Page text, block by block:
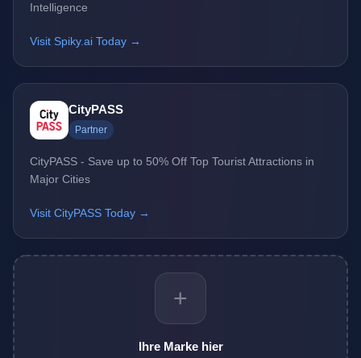
Intelligence
Visit Spiky.ai Today →
CityPASS
Partner
CityPASS - Save up to 50% Off Top Tourist Attractions in
Major Cities
Visit CityPASS Today →
+
Ihre Marke hier